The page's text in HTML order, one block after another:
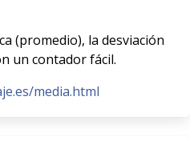
(promedio), la desviación
un contador fácil.
media.html